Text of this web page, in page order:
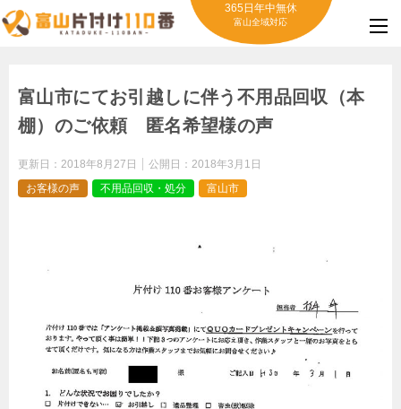
365日年中無休
富山全域対応
富山市にてお引越しに伴う不用品回収（本
棚）のご依頼 匿名希望様の声
更新日： 2018年8月27日 公開日： 2018年3月1日
お客様の声
不用品回収・処分 富山市